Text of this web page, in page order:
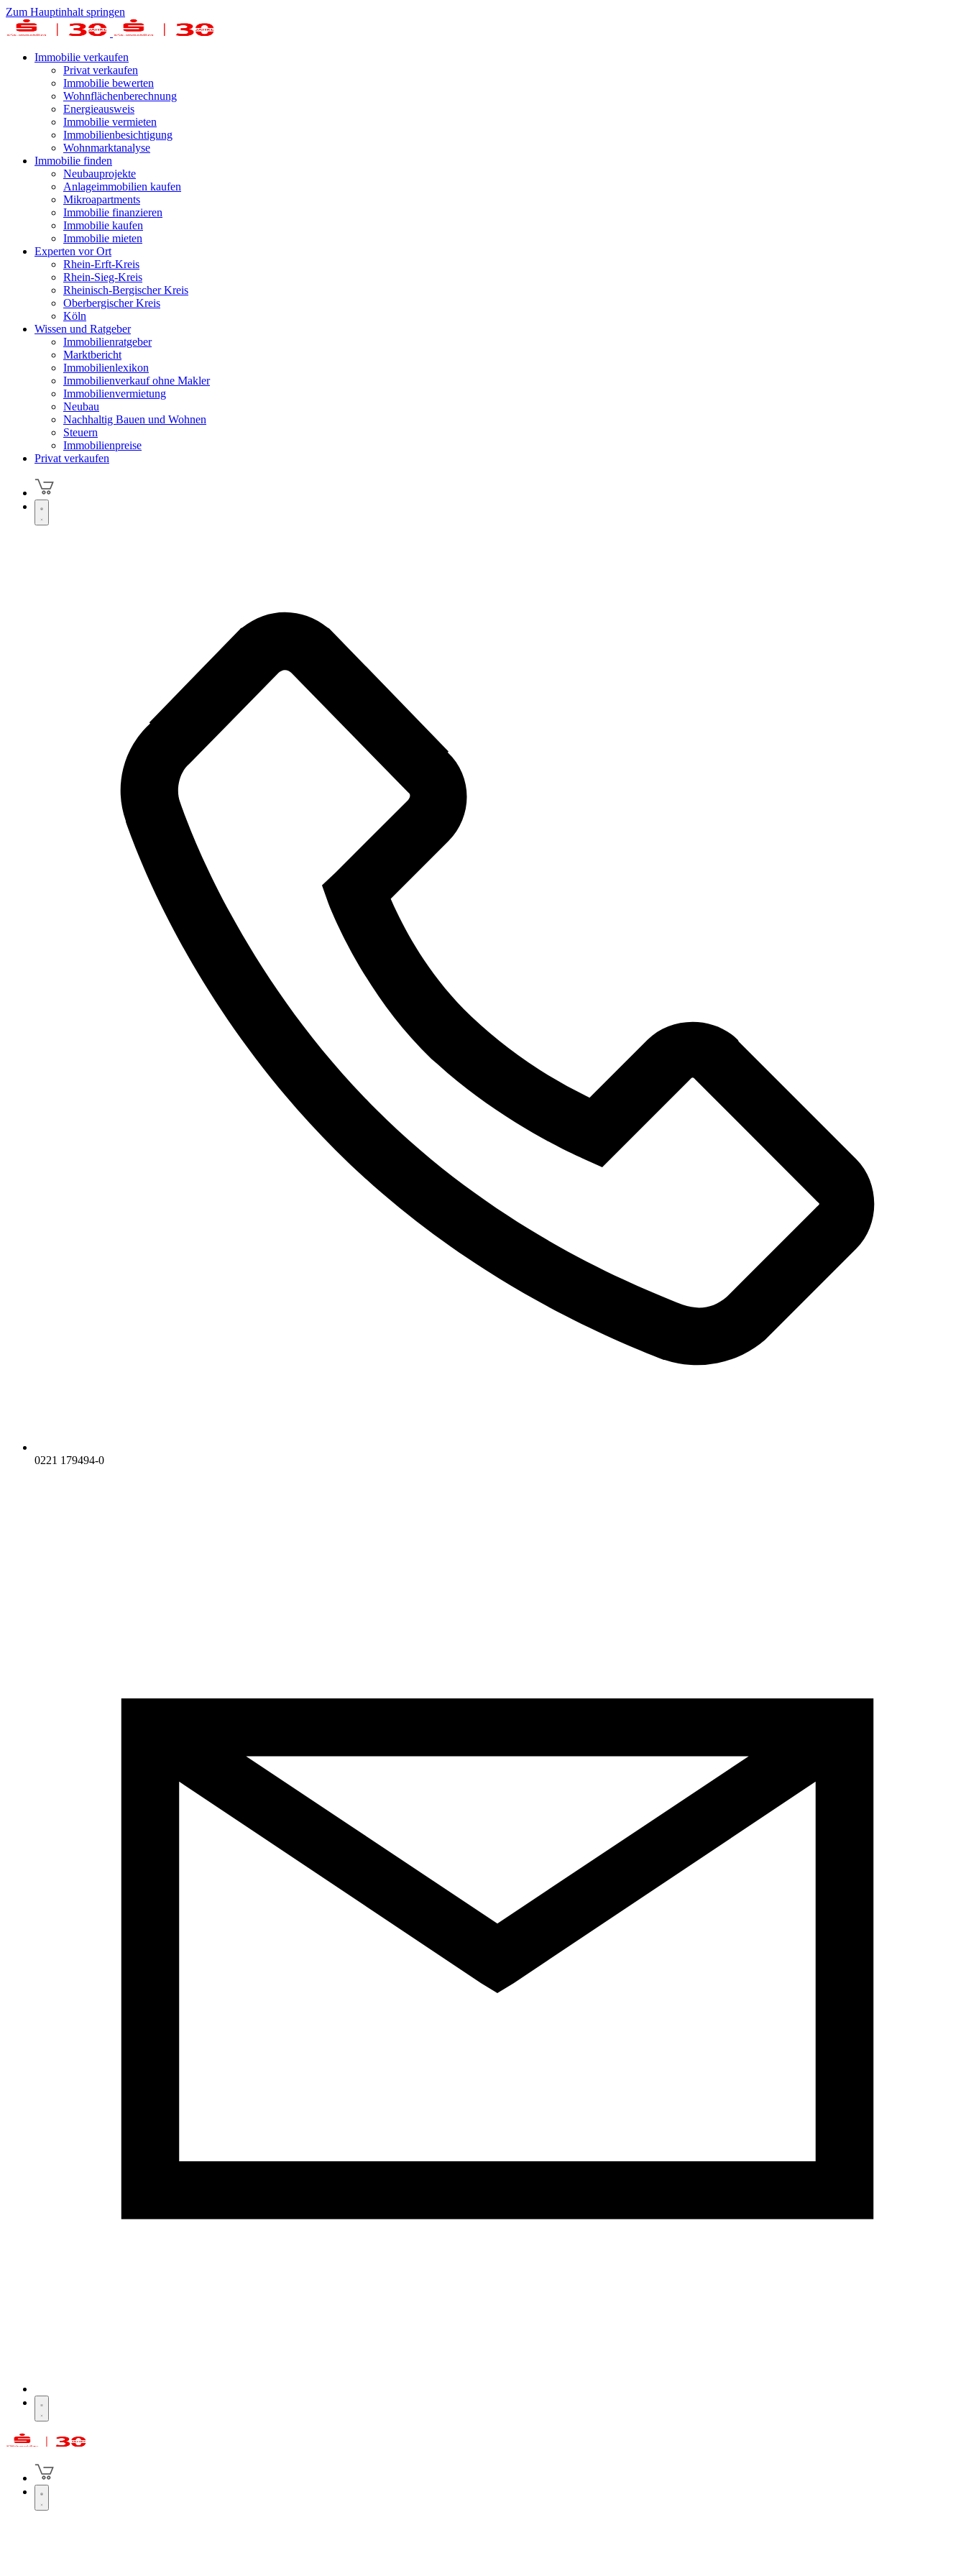
Zum Hauptinhalt springen
Immobilie verkaufen
Privat verkaufen
Immobilie bewerten
Wohnflächenberechnung
Energieausweis
Immobilie vermieten
Immobilienbesichtigung
Wohnmarktanalyse
Immobilie finden
Neubauprojekte
Anlageimmobilien kaufen
Mikroapartments
Immobilie finanzieren
Immobilie kaufen
Immobilie mieten
Experten vor Ort
Rhein-Erft-Kreis
Rhein-Sieg-Kreis
Rheinisch-Bergischer Kreis
Oberbergischer Kreis
Köln
Wissen und Ratgeber
Immobilienratgeber
Marktbericht
Immobilienlexikon
Immobilienverkauf ohne Makler
Immobilienvermietung
Neubau
Nachhaltig Bauen und Wohnen
Steuern
Immobilienpreise
Privat verkaufen
0221 179494-0